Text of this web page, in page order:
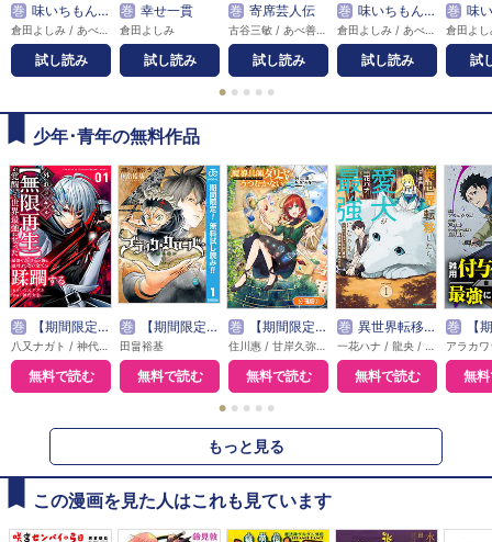
巻 味いちもんめ 継ぎ味
試し読み
巻 幸せ一貫
倉田よしみ
試し読み
巻 寄席芸人伝
試し読み
巻 味いちもんめ
試し読み
巻 味いちも
試
● ● ● ● ●
少年･青年の無料作品
巻 【期間限定無料】外れスキル【無限再生】が覚醒して世界最強になった ～最強の力を手にした俺は、敵対するその全てを蹂躙する～
無料で読む
巻 【期間限定 無料お試し版】ブラッククローバー
田畠裕基
無料で読む
巻 【期間限定無料】魔導具師ダリヤはうつむかない ～Dahliya Wilts No More～【分冊版】
無料で読む
巻 異世界転移したら愛犬が最強になりました ～シルバーフェンリルと俺が異世界暮らしを始めたら～ THE COMIC
無料で読む
巻 【期間限定無料】
無
● ● ● ● ●
もっと見る
この漫画を見た人はこれも見ています